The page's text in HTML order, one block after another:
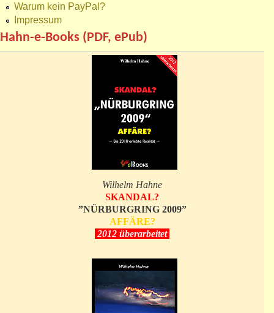
Warum kein PayPal?
Impressum
Hahn-e-Books (PDF, ePub)
Wilhelm Hahne
SKANDAL?
”NÜRBURGRING 2009”
AFFÄRE?
2012 überarbeitet